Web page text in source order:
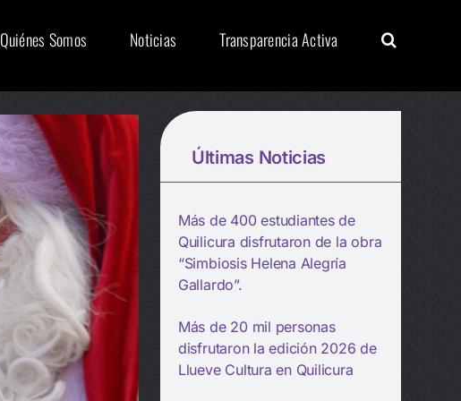
Quiénes Somos Noticias Transparencia Activa
Últimas Noticias
Más de 400 estudiantes de
Quilicura disfrutaron de la obra
“Simbiosis Helena Alegría
Gallardo”.
Más de 20 mil personas
disfrutaron la edición 2026 de
Llueve Cultura en Quilicura